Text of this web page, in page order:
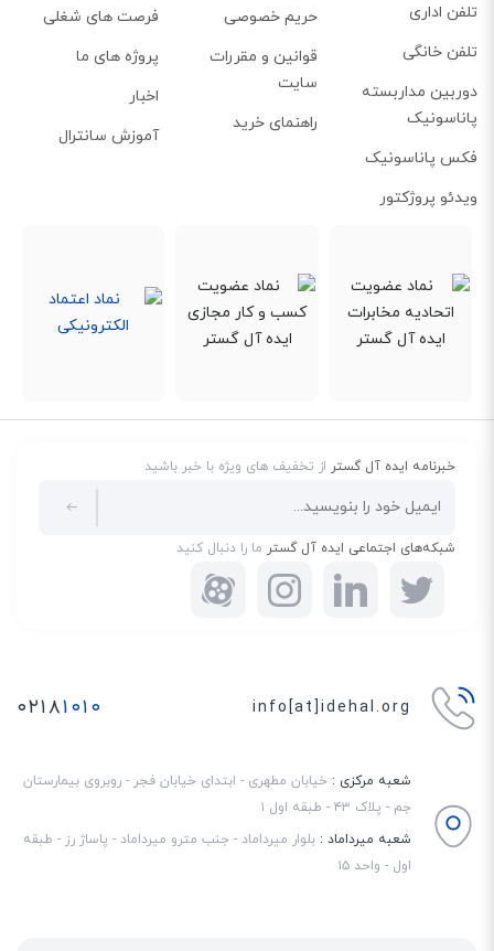
شب داشته باشند، بسیار کاربردی است. نور پس‌زمینه همچنین می‌تواند به کاهش
خطای فشار دادن کلیدهای اشتباه کمک کند و تجربه کاربری راحت‌تر و دلپذیرتری را
فراهم آورد. در نتیجه، کاربران می‌توانند با اطمینان بیشتری از تلفن خود استفاده
کنند، حتی در شرایطی که دید کمتری دارند.
تلفن اداری
تلفن خانگی
دوربین مداربسته
پاناسونیک
فکس پاناسونیک
ویدئو پروژکتور
حریم خصوصی
قوانین و مقررات
سایت
راهنمای خرید
فرصت های شغلی
پروژه های ما
اخبار
آموزش سانترال
خبرنامه ایده آل گستراز تخفیف های ویژه با خبر باشید
شبکه‌های اجتماعی ایده آل گسترما را دنبال کنید
info[at]idehal.org ۰۲۱۸۱۰۱۰
شعبه مرکزی : خیابان مطهری - ابتدای خیابان فجر - روبروی بیمارستان
جم - پلاک ۴۳ - طبقه اول ۱
شعبه میرداماد : بلوار میرداماد - جنب مترو میرداماد - پاساژ رز - طبقه
اول - واحد ۱۵